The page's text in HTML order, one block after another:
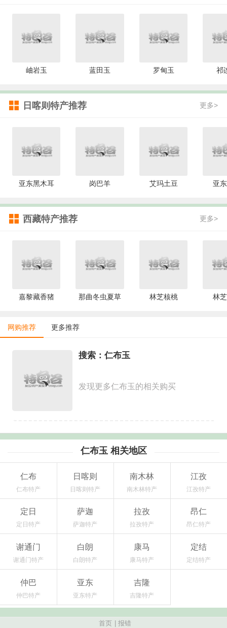
岫岩玉 蓝田玉 罗甸玉 祁
日喀则特产推荐 更多>
亚东黑木耳 岗巴羊 艾玛土豆 亚
西藏特产推荐 更多>
嘉黎藏香猪 那曲冬虫夏草 林芝核桃 林
网购推荐 更多推荐
搜索：仁布玉
发现更多仁布玉的相关购买
仁布玉 相关地区
仁布
仁布特产
日喀则
日喀则特产
南木林
南木林特产
江孜
江孜特产
定日
定日特产
萨迦
萨迦特产
拉孜
拉孜特产
昂仁
昂仁特产
谢通门
谢通门特产
白朗
白朗特产
康马
康马特产
定结
定结特产
仲巴
仲巴特产
亚东
亚东特产
吉隆
吉隆特产
首页 报错